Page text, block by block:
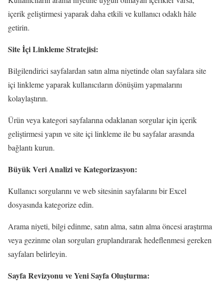
içerik geliştirmesi yaparak daha etkili ve kullanıcı odaklı hâle
getirin.
Site İçi Linkleme Stratejisi:
Bilgilendirici sayfalardan satın alma niyetinde olan sayfalara site
içi linkleme yaparak kullanıcıların dönüşüm yapmalarını
kolaylaştırın.
Ürün veya kategori sayfalarına odaklanan sorgular için içerik
geliştirmesi yapın ve site içi linkleme ile bu sayfalar arasında
bağlantı kurun.
Büyük Veri Analizi ve Kategorizasyon:
Kullanıcı sorgularını ve web sitesinin sayfalarını bir Excel
dosyasında kategorize edin.
Arama niyeti, bilgi edinme, satın alma, satın alma öncesi araştırma
veya gezinme olan sorguları gruplandırarak hedeflenmesi gereken
sayfaları belirleyin.
Sayfa Revizyonu ve Yeni Sayfa Oluşturma: